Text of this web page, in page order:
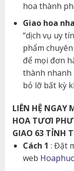
hoa thành
Giao hoa
“dịch vụ uy
phẩm
để mọi đơn
thành nhanh
bỏ lỡ bất kỳ
LIÊN HỆ NGAY
HOA TƯƠI
GIAO 63 TỈNH
Cách 1 : Đặt
web